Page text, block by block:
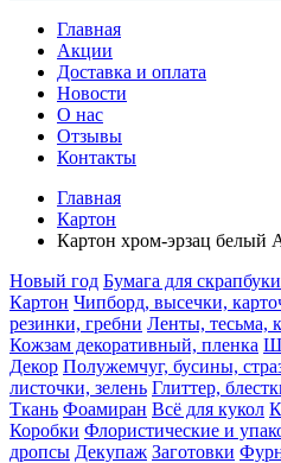
Главная
Акции
Доставка и оплата
Новости
О нас
Отзывы
Контакты
Главная
Картон
Картон хром-эрзац белый
Новый год Бумага для
Картон Чипборд, высечки,
резинки, гребни Ленты, тесьма,
Кожзам декоративный, пленка
Декор Полужемчуг, бусины,
листочки, зелень Глиттер,
Ткань Фоамиран Всё для кукол
Коробки Флористические и
дропсы Декупаж Заготовки